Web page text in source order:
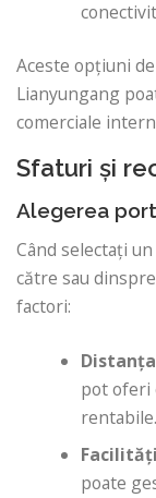
Aceste opțiuni
Lianyungang
comerciale
Sfaturi și
Alegerea
Când selectați
către sau
factori:
pot oferi
rentabile.
poate